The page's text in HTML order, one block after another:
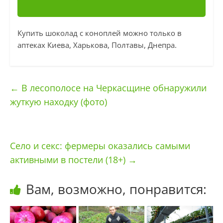
Купить шоколад с коноплей можно только в
аптеках Киева, Харькова, Полтавы, Днепра.
← В лесополосе на Черкасщине обнаружили
жуткую находку (фото)
Село и секс: фермеры оказались самыми
активными в постели (18+) →
Вам, возможно, понравится: